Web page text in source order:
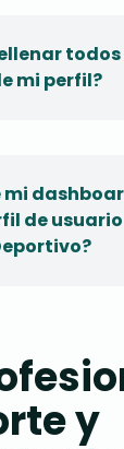
todos
mi perfil?
mi
de usuario
y